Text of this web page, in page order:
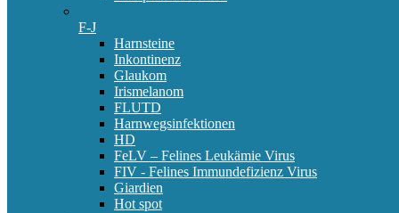
F-J
Harnsteine
Inkontinenz
Glaukom
Irismelanom
FLUTD
Harnwegsinfektionen
HD
FeLV – Felines Leukämie Virus
FIV - Felines Immundefizienz Virus
Giardien
Hot spot